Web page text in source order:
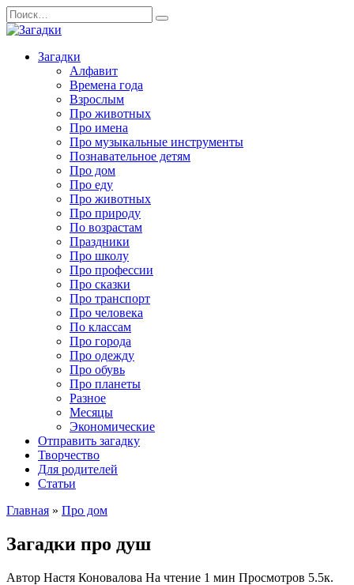
Перейти
к
содержанию
Search
for:
Загадки
Алфавит
Времена года
Взрослым
Про животных
Про имена
Про музыкальные инструменты
Познавательное детям
Про дом
Про еду
Про животных
Про природу
По возрастам
Праздники
Про школу
Про профессии
Про сказки
Про транспорт
Про человека
По классам
Про города
Про одежду
Про обувь
Про планеты
Разное
Месяцы
Экономические
Отправить загадку
Творчество
Для родителей
Статьи
Главная » Про дом
Загадки про душ
Автор Настя Коновалова На чтение 1 мин Просмотров 5.5к.